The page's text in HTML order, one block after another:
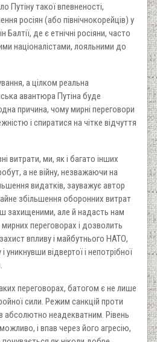
Путіну такої впевненості,
росіян (або північнокорейців) у
Балтії, де є етнічні росіяни, часто
націоналістами, лояльними до
а цілком реальна
авантюра Путіна буде
причина, чому мирні переговори
і спиратися на чітке відчуття
витрати, ми, як і багато інших
а не війну, незважаючи на
видатків, зауважує автор
збільшення оборонних витрат
захищеними, але й надасть нам
переговорах і дозволить
впливу і майбутнього НАТО,
уникнувши відвертої і непотрібної
переговорах, батогом є не лише
сили. Режим санкцій проти
абсолютно неадекватним. Рівень
і впав через його агресію,